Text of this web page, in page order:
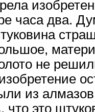
часа два.
не
из
что это